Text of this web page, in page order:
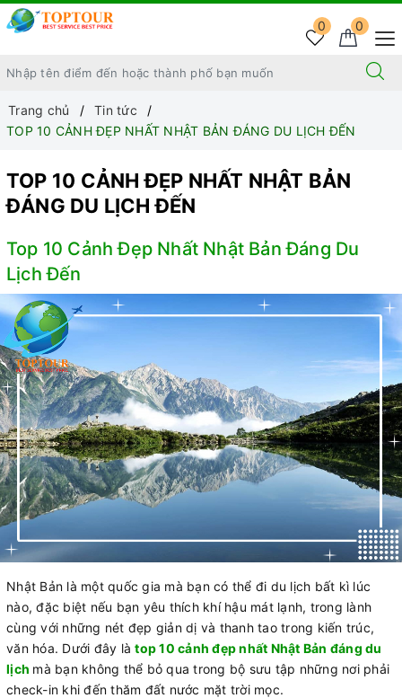
0
0
Trang chủ
Tin tức
TOP 10 CẢNH ĐẸP NHẤT NHẬT BẢN ĐÁNG DU LỊCH ĐẾN
TOP 10 CẢNH ĐẸP NHẤT NHẬT BẢN
ĐÁNG DU LỊCH ĐẾN
Top 10 Cảnh Đẹp Nhất Nhật Bản Đáng Du
Lịch Đến
Nhật Bản là một quốc gia mà bạn có thể đi du lịch bất kì lúc
nào, đặc biệt nếu bạn yêu thích khí hậu mát lạnh, trong lành
cùng với những nét đẹp giản dị và thanh tao trong kiến trúc,
văn hóa. Dưới đây làtop 10 cảnh đẹp nhất Nhật Bản đáng du
lịch mà bạn không thể bỏ qua trong bộ sưu tập những nơi phải
check-in khi đến thăm đất nước mặt trời mọc.